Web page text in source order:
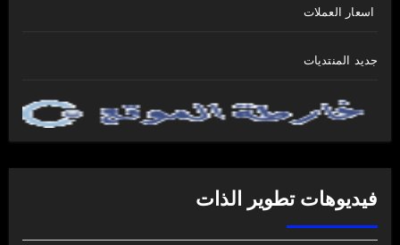
اسعار العملات
جديد المنتديات
فيديوهات تطوير الذات